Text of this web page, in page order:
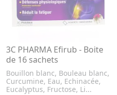
3C PHARMA Efirub - Boite
de 16 sachets
Bouillon blanc, Bouleau blanc,
Curcumine, Eau, Echinacée,
Eucalyptus, Fructose, Li...